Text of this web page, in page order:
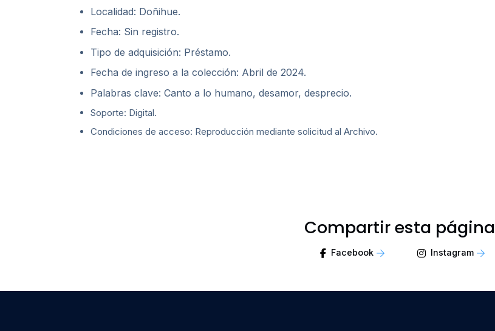
Localidad: Doñihue.
Fecha: Sin registro.
Tipo de adquisición: Préstamo.
Fecha de ingreso a la colección: Abril de 2024.
Palabras clave: Canto a lo humano, desamor, desprecio.
Soporte: Digital.
Condiciones de acceso: Reproducción mediante solicitud al Archivo.
Compartir esta página
Facebook Instagram